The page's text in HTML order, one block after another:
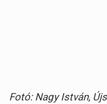
Fotó: Nagy István,